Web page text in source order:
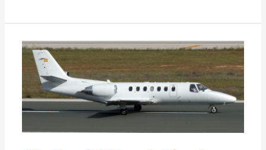
Citation
Ultra.
Avión
de
negocios.